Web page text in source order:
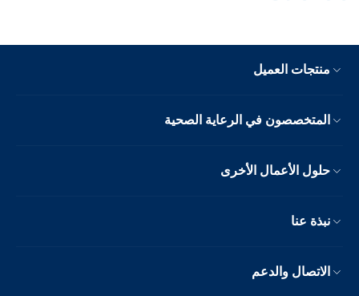
منتجات العميل
المتخصصون في الرعاية الصحية
حلول الأعمال الأخرى
نبذة عنا
الاتصال والدعم